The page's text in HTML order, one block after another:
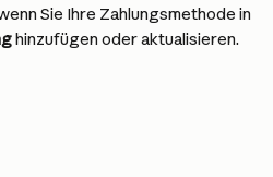
Sie Ihre Zahlungsmethode in
hinzufügen oder aktualisieren.